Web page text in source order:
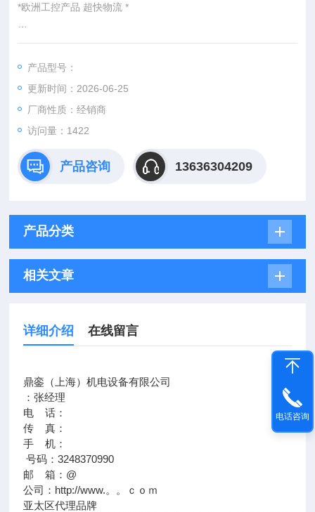
*欧洲工控产品 超快物流 *
：
：@
http://www./优势供应Stoerk TF PT100 6X50mm 4m IP64 ID NE
W:900001.032
产品型号：
更新时间：2026-06-25
厂商性质：经销商
访问量：1422
产品咨询 13636304209
产品分类
相关文章
详细介绍 在线留言
鼎銮（上海）机电设备有限公司
：张经理
电 话：
传 真：
手 机：
号码：3248370990
邮 箱：@
公司：http://www.。。ｃｏｍ
亚太区代理品牌
电话咨询